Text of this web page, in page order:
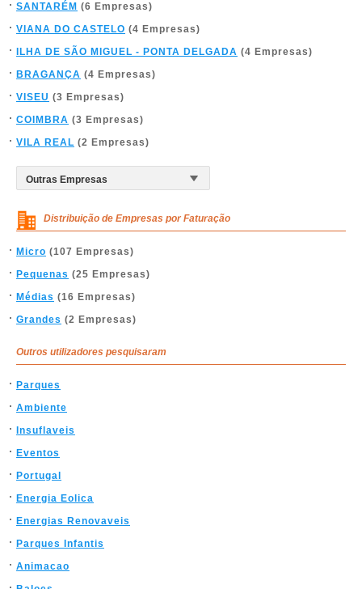
SANTARÉM (6 Empresas)
VIANA DO CASTELO (4 Empresas)
ILHA DE SÃO MIGUEL - PONTA DELGADA (4 Empresas)
BRAGANÇA (4 Empresas)
VISEU (3 Empresas)
COIMBRA (3 Empresas)
VILA REAL (2 Empresas)
Distribuição de Empresas por Faturação
Micro (107 Empresas)
Pequenas (25 Empresas)
Médias (16 Empresas)
Grandes (2 Empresas)
Outros utilizadores pesquisaram
Parques
Ambiente
Insuflaveis
Eventos
Portugal
Energia Eolica
Energias Renovaveis
Parques Infantis
Animacao